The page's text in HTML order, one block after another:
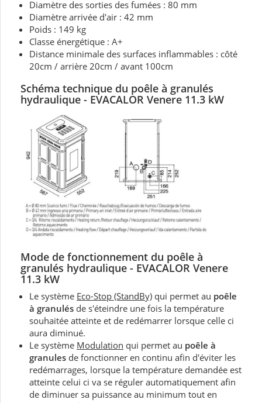
Diamètre des sorties des fumées : 80 mm
Diamètre arrivée d'air : 42 mm
Poids : 149 kg
Classe énergétique : A+
Distance minimale des surfaces inflammables : côté
20cm / arrière 20cm / avant 100cm
Schéma technique du poêle à granulés
hydraulique - EVACALOR Venere 11.3 kW
Mode de fonctionnement du poêle à
granulés hydraulique - EVACALOR Venere
11.3 kW
Le système Eco-Stop (StandBy) qui permet au poêle
à granulés de s'éteindre une fois la température
souhaitée atteinte et de redémarrer lorsque celle ci
aura diminué.
Le système Modulation qui permet au poêle à
granules de fonctionner en continu afin d'éviter les
redémarrages, lorsque la température demandée est
atteinte celui ci va se réguler automatiquement afin
de diminuer sa puissance au minimum tout en